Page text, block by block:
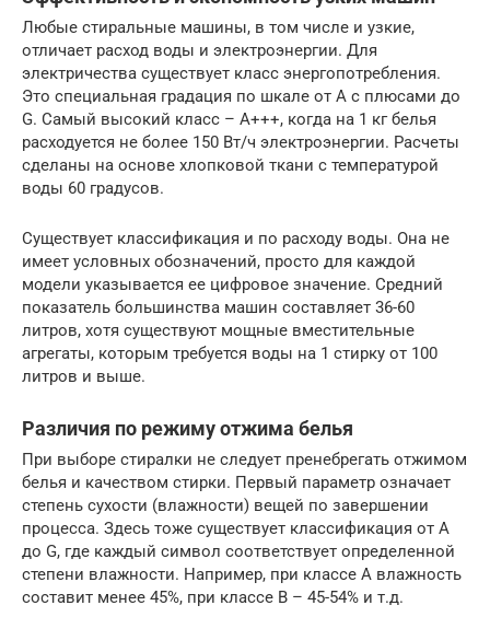
Любые стиральные машины, в том числе и узкие,
отличает расход воды и электроэнергии. Для
электричества существует класс энергопотребления.
Это специальная градация по шкале от А с плюсами до
G. Самый высокий класс – А+++, когда на 1 кг белья
расходуется не более 150 Вт/ч электроэнергии. Расчеты
сделаны на основе хлопковой ткани с температурой
воды 60 градусов.
Существует классификация и по расходу воды. Она не
имеет условных обозначений, просто для каждой
модели указывается ее цифровое значение. Средний
показатель большинства машин составляет 36-60
литров, хотя существуют мощные вместительные
агрегаты, которым требуется воды на 1 стирку от 100
литров и выше.
Различия по режиму отжима белья
При выборе стиралки не следует пренебрегать отжимом
белья и качеством стирки. Первый параметр означает
степень сухости (влажности) вещей по завершении
процесса. Здесь тоже существует классификация от А
до G, где каждый символ соответствует определенной
степени влажности. Например, при классе А влажность
составит менее 45%, при классе В – 45-54% и т.д.